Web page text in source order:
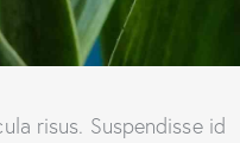
risus. Suspendisse id